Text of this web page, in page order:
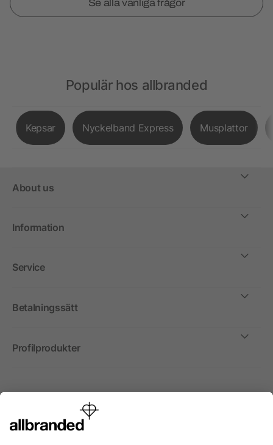
Se alla vanliga frågor
Populär hos allbranded
Kepsar Nyckelband Express Musplattor
About us
Information
Service
Betalningssätt
Profilprodukter
Internationellt